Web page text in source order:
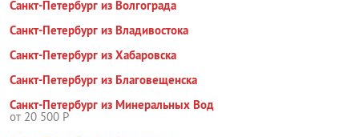
Санкт-Петербург из Волгограда
Санкт-Петербург из Владивостока
Санкт-Петербург из Хабаровска
Санкт-Петербург из Благовещенска
Санкт-Петербург из Минеральных Вод
от 20 500 Р